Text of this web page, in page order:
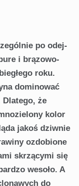
po odej­
i brązowo-
roku.
dominować
Dlatego, że
kolor
jakoś dziwnie
ozdobione
skrzącymi się
wesoło. A
do